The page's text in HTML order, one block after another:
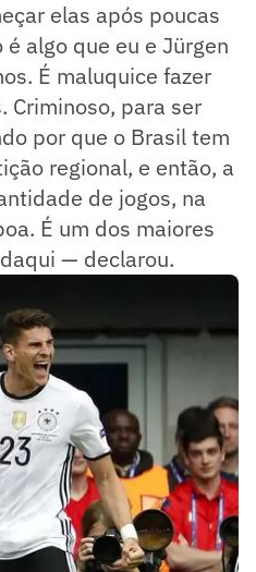
elas após poucas
algo que eu e Jürgen
É maluquice fazer
Criminoso, para ser
por que o Brasil tem
regional, e então, a
de jogos, na
É um dos maiores
— declarou.